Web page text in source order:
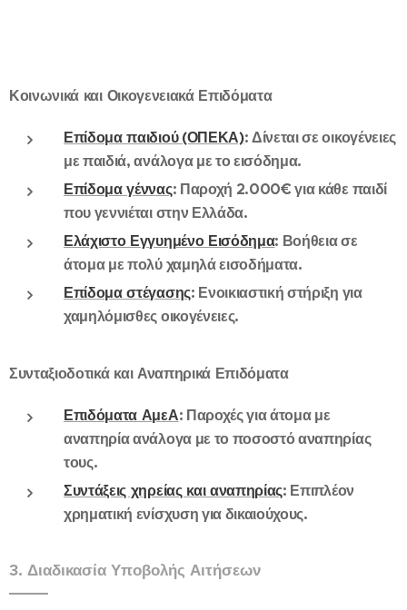
Κοινωνικά και Οικογενειακά Επιδόματα
Επίδομα παιδιού(ΟΠΕΚΑ): Δίνεται σε οικογένειες
με παιδιά, ανάλογα με το εισόδημα.
Επίδομα γέννας: Παροχή 2.000€ για κάθε παιδί
που γεννιέται στην Ελλάδα.
Ελάχιστο Εγγυημένο Εισόδημα: Βοήθεια σε
άτομα με πολύ χαμηλά εισοδήματα.
Επίδομα στέγασης: Ενοικιαστική στήριξη για
χαμηλόμισθες οικογένειες.
Συνταξιοδοτικά και Αναπηρικά Επιδόματα
Επιδόματα ΑμεΑ: Παροχές για άτομα με
αναπηρία ανάλογα με το ποσοστό αναπηρίας
τους.
Συντάξεις χηρείας και αναπηρίας: Επιπλέον
χρηματική ενίσχυση για δικαιούχους.
3. Διαδικασία Υποβολής Αιτήσεων